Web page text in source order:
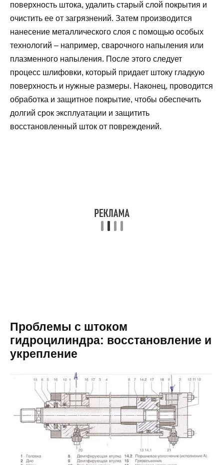
поверхность штока, удалить старый слой покрытия и
очистить ее от загрязнений. Затем производится
нанесение металлического слоя с помощью особых
технологий – например, сварочного напыления или
плазменного напыления. После этого следует
процесс шлифовки, который придает штоку гладкую
поверхность и нужные размеры. Наконец, проводится
обработка и защитное покрытие, чтобы обеспечить
долгий срок эксплуатации и защитить
восстановленный шток от повреждений.
Проблемы с штоком
гидроцилиндра: восстановление и
укрепление